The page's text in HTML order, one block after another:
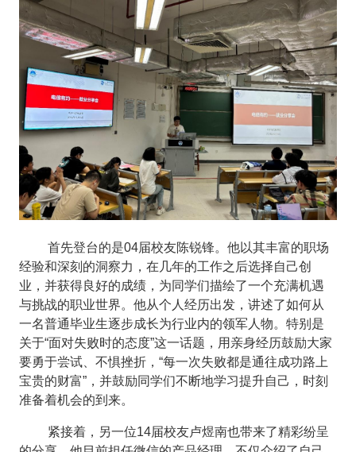
首先登台的是04届校友陈锐锋。他以其丰富的职场
经验和深刻的洞察力，在几年的工作之后选择自己创
业，并获得良好的成绩，为同学们描绘了一个充满机遇
与挑战的职业世界。他从个人经历出发，讲述了如何从
一名普通毕业生逐步成长为行业内的领军人物。特别是
关于“面对失败时的态度”这一话题，用亲身经历鼓励大家
要勇于尝试、不惧挫折，“每一次失败都是通往成功路上
宝贵的财富”，并鼓励同学们不断地学习提升自己，时刻
准备着机会的到来。
紧接着，另一位14届校友卢煜南也带来了精彩纷呈